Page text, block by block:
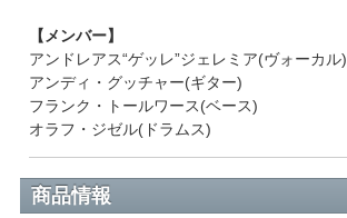
【メンバー】
アンドレアス“ゲッレ”ジェレミア(ヴォーカル)
アンディ・グッチャー(ギター)
フランク・トールワース(ベース)
オラフ・ジゼル(ドラムス)
商品情報